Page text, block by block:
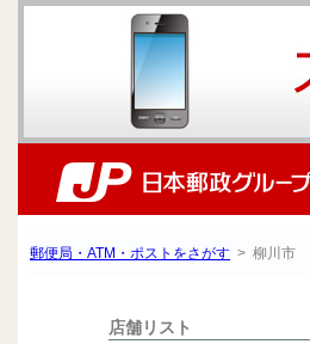
郵便局・ATM・ポストをさがす > 柳川市
店舗リスト